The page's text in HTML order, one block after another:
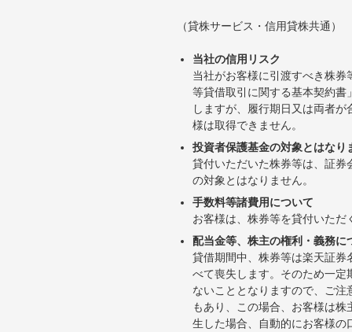
（貸株サービス・信用貸株共通）
当社の信用リスク
当社がお客様に引渡すべき株
等貸借取引に関する基本契約
しますが、履行期日又は両者
様は取得できません。
投資者保護基金の対象とはなり
貸付いただいた株券等は、証
の対象とはなりません。
手数料等諸費用について
お客様は、株券等を貸付いた
配当金等、株主の権利・義務に
貸借期間中、株券等は楽天証
べて喪失します。そのため一
ないこととなりますので、ご
もあり、この場合、お客様は
生した場合、自動的にお客様